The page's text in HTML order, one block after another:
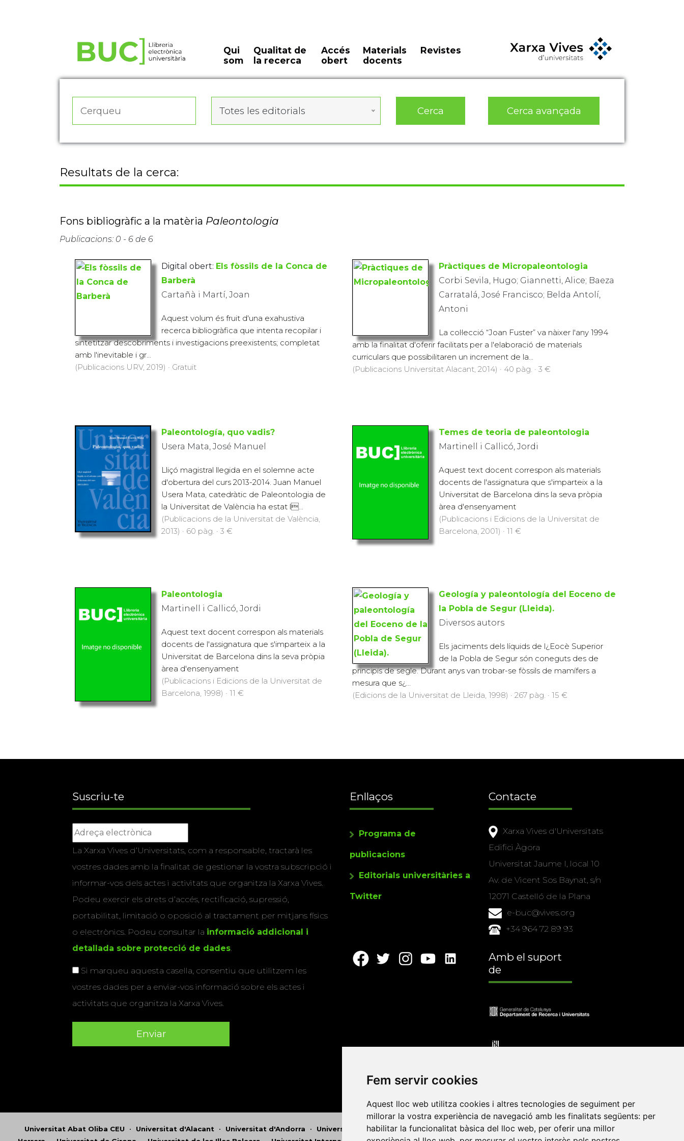
Fem servir cookies
Aquest lloc web utilitza cookies i altres tecnologies de seguiment per
millorar la vostra experiència de navegació amb les finalitats següents: per
habilitar la funcionalitat bàsica del lloc web, per oferir una millor
Qui
som
Qualitat de
la recerca
Accés
obert
Materials
docents
Revistes
Totes les editorials Cerca Cerca avançada
Resultats de la cerca:
Fons bibliogràfic a la matèria Paleontologia
Publicacions: 0 - 6 de 6
Digital obert: Els fòssils de la Conca de
Barberà
Cartañà i Martí, Joan
Aquest volum és fruit d'una exahustiva
recerca bibliogràfica que intenta recopilar i
sintetitzar descobriments i investigacions preexistents; completat
amb l'inevitable i gr...
(Publicacions URV, 2019) · Gratuït
Pràctiques de Micropaleontologia
Corbi Sevila, Hugo; Giannetti, Alice; Baeza
Carratalá, José Francisco; Belda Antolí,
Antoni
La col·lecció “Joan Fuster” va nàixer l'any 1994
amb la finalitat d'oferir facilitats per a l'elaboració de materials
curriculars que possibilitaren un increment de la...
(Publicacions Universitat Alacant, 2014) · 40 pàg. · 3 €
Paleontología, quo vadis?
Usera Mata, José Manuel
Lliçó magistral llegida en el solemne acte
d'obertura del curs 2013-2014. Juan Manuel
Usera Mata, catedràtic de Paleontologia de
la Universitat de València ha estat l...
(Publicacions de la Universitat de València,
2013) · 60 pàg. · 3 €
Temes de teoria de paleontologia
Martinell i Callicó, Jordi
Aquest text docent correspon als materials
docents de l'assignatura que s'imparteix a la
Universitat de Barcelona dins la seva pròpia
àrea d'ensenyament
(Publicacions i Edicions de la Universitat de
Barcelona, 2001) · 11 €
Paleontologia
Martinell i Callicó, Jordi
Aquest text docent correspon als materials
docents de l'assignatura que s'imparteix a la
Universitat de Barcelona dins la seva pròpia
àrea d'ensenyament
(Publicacions i Edicions de la Universitat de
Barcelona, 1998) · 11 €
Geología y paleontología del Eoceno de
la Pobla de Segur (Lleida).
Diversos autors
Els jaciments dels líquids de l¿Eocè Superior
de la Pobla de Segur són coneguts des de
principis de segle. Durant anys van trobar-se fòssils de mamífers a
mesura que s¿...
(Edicions de la Universitat de Lleida, 1998) · 267 pàg. · 15 €
Suscriu-te
La Xarxa Vives d’Universitats, com a responsable, tractarà les
vostres dades amb la finalitat de gestionar la vostra subscripció i
informar-vos dels actes i activitats que organitza la Xarxa Vives.
Podeu exercir els drets d’accés, rectificació, supressió,
portabilitat, limitació o oposició al tractament per mitjans físics
o electrònics. Podeu consultar la informació addicional i
detallada sobre protecció de dades.
Si marqueu aquesta casella, consentiu que utilitzem les
vostres dades per a enviar-vos informació sobre els actes i
activitats que organitza la Xarxa Vives.
Enllaços
Programa de
publicacions
Editorials universitàries a
Twitter
Contacte
Xarxa Vives d'Universitats
Edifici Àgora
Universitat Jaume I, local 10
Av. de Vicent Sos Baynat, s/n
12071 Castelló de la Plana
e-buc@vives.org
+34 964 72 89 93
Amb el suport
de
Universitat Abat Oliba CEU • Universitat d'Alacant • Universitat d'Andorra • Universitat Autònoma de Barcelona•Universitat de Barcelona•Universitat CEU Cardenal